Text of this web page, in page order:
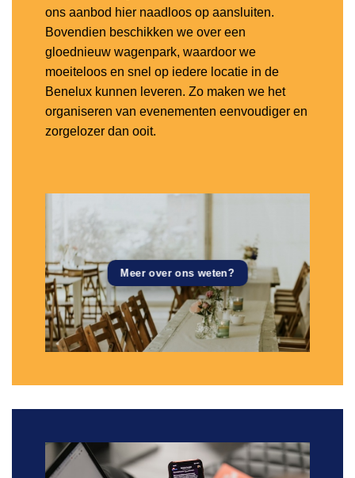
ons aanbod hier naadloos op aansluiten.
Bovendien beschikken we over een
gloednieuw wagenpark, waardoor we
moeiteloos en snel op iedere locatie in de
Benelux kunnen leveren. Zo maken we het
organiseren van evenementen eenvoudiger en
zorgelozer dan ooit.
Meer over ons weten?